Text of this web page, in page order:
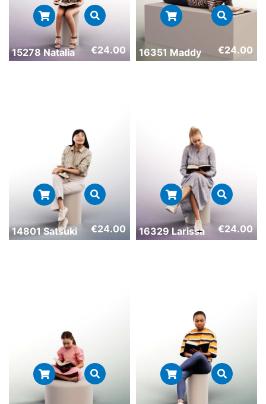
15278 Natalia €24.00 16351 Maddy €24.00
14801 Satsuki €24.00 16329 Larissa €24.00